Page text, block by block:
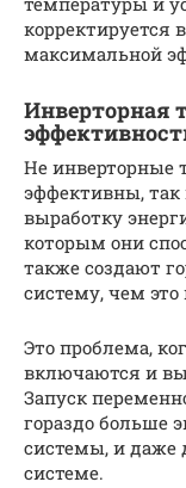
корректируется
максимальной
Инверторная
Не инверторные
эффективны, так
выработку
которым они
также создают
систему, чем это
Это проблема,
включаются и
Запуск
гораздо больше
системы, и даже
системе.